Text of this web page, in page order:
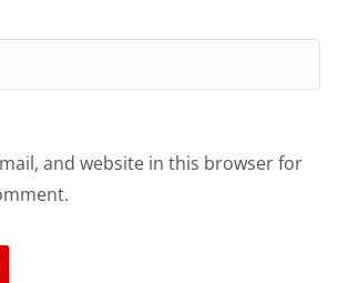
and website in this browser for